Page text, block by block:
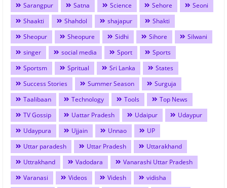
Sarangpur
Satna Science Sehore
Seoni
Shaakti
Shahdol shajapur
Shakti
Sheopur
Sheopure Sidhi Sihore
Silwani
singer
social media Sport
Sports
Sportsm
Spritual Sri Lanka
States
Success Stories
Summer Season
Surguja
Taalibaan
Technology Tools
Top News
TV Gossip
Uattar Pradesh Udaipur
Udaypur
Udaypura
Ujjain Unnao
UP
Uttar paradesh
Uttar Pradesh
Uttarakhand
Uttrakhand
Vadodara
Vanarashi Uttar Pradesh
Varanasi
Videos Videsh
vidisha